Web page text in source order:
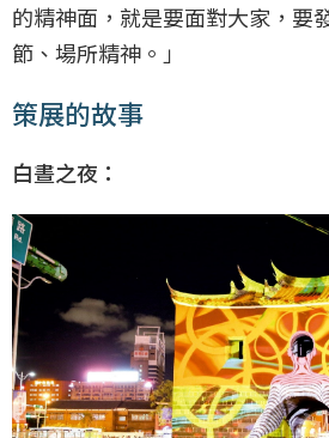
的精神面，就是要面對大家，要
節、場所精神。」
策展的故事
白晝之夜：